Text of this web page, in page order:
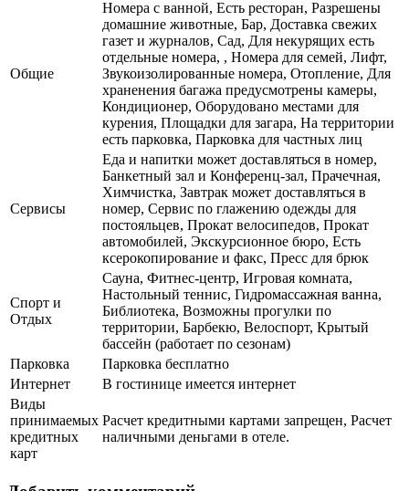
Общие
Номера с ванной, Есть ресторан, Разрешены
домашние животные, Бар, Доставка свежих
газет и журналов, Сад, Для некурящих есть
отдельные номера, , Номера для семей, Лифт,
Звукоизолированные номера, Отопление, Для
храненения багажа предусмотрены камеры,
Кондиционер, Оборудовано местами для
курения, Площадки для загара, На территории
есть парковка, Парковка для частных лиц
Сервисы
Еда и напитки может доставляться в номер,
Банкетный зал и Конференц-зал, Прачечная,
Химчистка, Завтрак может доставляться в
номер, Сервис по глажению одежды для
постояльцев, Прокат велосипедов, Прокат
автомобилей, Экскурсионное бюро, Есть
ксерокопирование и факс, Пресс для брюк
Спорт и
Отдых
Сауна, Фитнес-центр, Игровая комната,
Настольный теннис, Гидромассажная ванна,
Библиотека, Возможны прогулки по
территории, Барбекю, Велоспорт, Крытый
бассейн (работает по сезонам)
Парковка
Парковка бесплатно
Интернет
В гостинице имеется интернет
Виды
принимаемых
кредитных
карт
Расчет кредитными картами запрещен, Расчет
наличными деньгами в отеле.